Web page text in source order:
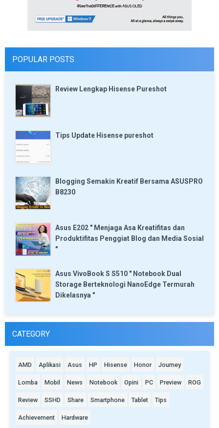
POPULAR POSTS
Review Lengkap Hisense Pureshot
Tips Update Hisense pureshot
Blogging Semakin Kreatif Bersama ASUSPRO
B8230
Asus E202 " Menjaga Asa Kreatifitas dan
Produktifitas Penggiat Blog dan Media Sosial
"
Asus VivoBook S S510 " Notebook Dual
Storage Berteknologi NanoEdge Termurah
Dikelasnya "
CATEGORY
AMD Aplikasi Asus HP Hisense Honor Journey
Lomba Mobil News Notebook Opini PC Preview ROG
Review SSHD Share Smartphone Tablet Tips
Achievement Hardware